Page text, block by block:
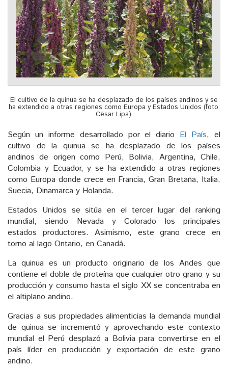
El cultivo de la quinua se ha desplazado de los países andinos y se
ha extendido a otras regiones como Europa y Estados Unidos (foto:
César Lipa).
Según un informe desarrollado por el diario El País, el
cultivo de la quinua se ha desplazado de los países
andinos de origen como Perú, Bolivia, Argentina, Chile,
Colombia y Ecuador, y se ha extendido a otras regiones
como Europa donde crece en Francia, Gran Bretaña, Italia,
Suecia, Dinamarca y Holanda.
Estados Unidos se sitúa en el tercer lugar del ranking
mundial, siendo Nevada y Colorado los principales
estados productores. Asimismo, este grano crece en
torno al lago Ontario, en Canadá.
La quinua es un producto originario de los Andes que
contiene el doble de proteína que cualquier otro grano y su
producción y consumo hasta el siglo XX se concentraba en
el altiplano andino.
Gracias a sus propiedades alimenticias la demanda mundial
de quinua se incrementó y aprovechando este contexto
mundial el Perú desplazó a Bolivia para convertirse en el
país líder en producción y exportación de este grano
andino.